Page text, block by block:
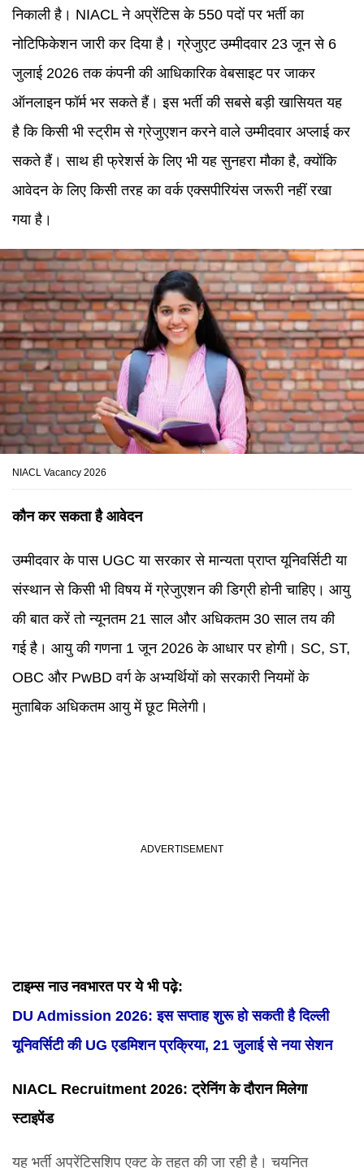
निकाली है। NIACL ने अप्रेंटिस के 550 पदों पर भर्ती का
नोटिफिकेशन जारी कर दिया है। ग्रेजुएट उम्मीदवार 23 जून से 6
जुलाई 2026 तक कंपनी की आधिकारिक वेबसाइट पर जाकर
ऑनलाइन फॉर्म भर सकते हैं। इस भर्ती की सबसे बड़ी खासियत यह
है कि किसी भी स्ट्रीम से ग्रेजुएशन करने वाले उम्मीदवार अप्लाई कर
सकते हैं। साथ ही फ्रेशर्स के लिए भी यह सुनहरा मौका है, क्योंकि
आवेदन के लिए किसी तरह का वर्क एक्सपीरियंस जरूरी नहीं रखा
गया है।
NIACL Vacancy 2026
कौन कर सकता है आवेदन
उम्मीदवार के पास UGC या सरकार से मान्यता प्राप्त यूनिवर्सिटी या
संस्थान से किसी भी विषय में ग्रेजुएशन की डिग्री होनी चाहिए। आयु
की बात करें तो न्यूनतम 21 साल और अधिकतम 30 साल तय की
गई है। आयु की गणना 1 जून 2026 के आधार पर होगी। SC, ST,
OBC और PwBD वर्ग के अभ्यर्थियों को सरकारी नियमों के
मुताबिक अधिकतम आयु में छूट मिलेगी।
टाइम्स नाउ नवभारत पर ये भी पढ़े:
DU Admission 2026: इस सप्ताह शुरू हो सकती है दिल्ली
यूनिवर्सिटी की UG एडमिशन प्रक्रिया, 21 जुलाई से नया सेशन
NIACL Recruitment 2026: ट्रेनिंग के दौरान मिलेगा
स्टाइपेंड
यह भर्ती अप्रेंटिसशिप एक्ट के तहत की जा रही है। चयनित